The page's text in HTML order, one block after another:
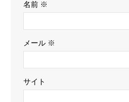
名前 ※
メール ※
サイト